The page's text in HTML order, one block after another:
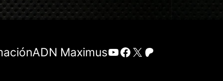
ADN MaximusYouTube
Facebook
X Patreon